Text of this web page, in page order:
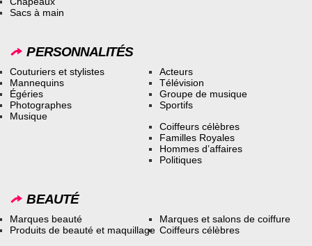
Sacs à main
PERSONNALITÉS
Couturiers et stylistes
Mannequins
Égéries
Photographes
Musique
Acteurs
Télévision
Groupe de musique
Sportifs
Coiffeurs célèbres
Familles Royales
Hommes d’affaires
Politiques
BEAUTÉ
Marques beauté
Produits de beauté et maquillage
Marques et salons de coiffure
Coiffeurs célèbres